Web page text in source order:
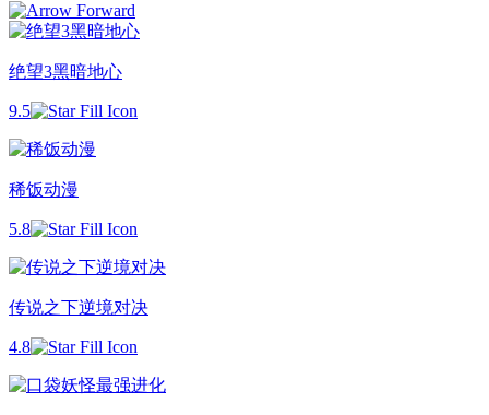
绝望3黑暗地心
9.5
稀饭动漫
5.8
传说之下逆境对决
4.8